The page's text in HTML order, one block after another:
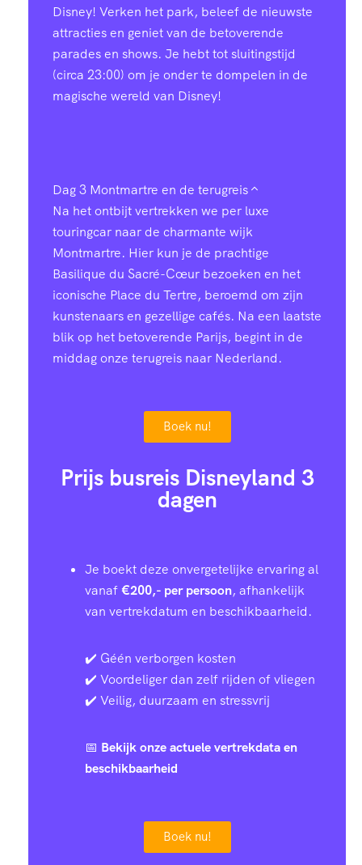
Disney! Verken het park, beleef de nieuwste
attracties en geniet van de betoverende
parades en shows. Je hebt tot sluitingstijd
(circa 23:00) om je onder te dompelen in de
magische wereld van Disney!
Dag 3 Montmartre en de terugreis
Na het ontbijt vertrekken we per luxe
touringcar naar de charmante wijk
Montmartre. Hier kun je de prachtige
Basilique du Sacré-Cœur bezoeken en het
iconische Place du Tertre, beroemd om zijn
kunstenaars en gezellige cafés. Na een laatste
blik op het betoverende Parijs, begint in de
middag onze terugreis naar Nederland.
Boek nu!
Prijs busreis Disneyland 3
dagen
Je boekt deze onvergetelijke ervaring al
vanaf€200,- per persoon, afhankelijk
van vertrekdatum en beschikbaarheid.
✔️ Géén verborgen kosten
✔️ Voordeliger dan zelf rijden of vliegen
✔️ Veilig, duurzaam en stressvrij
📅 Bekijk onze actuele vertrekdata en
beschikbaarheid
Boek nu!